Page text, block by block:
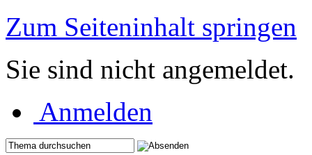
Zum Seiteninhalt springen
Sie sind nicht angemeldet.
Anmelden